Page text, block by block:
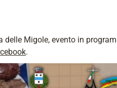
delle Migole, evento in
.